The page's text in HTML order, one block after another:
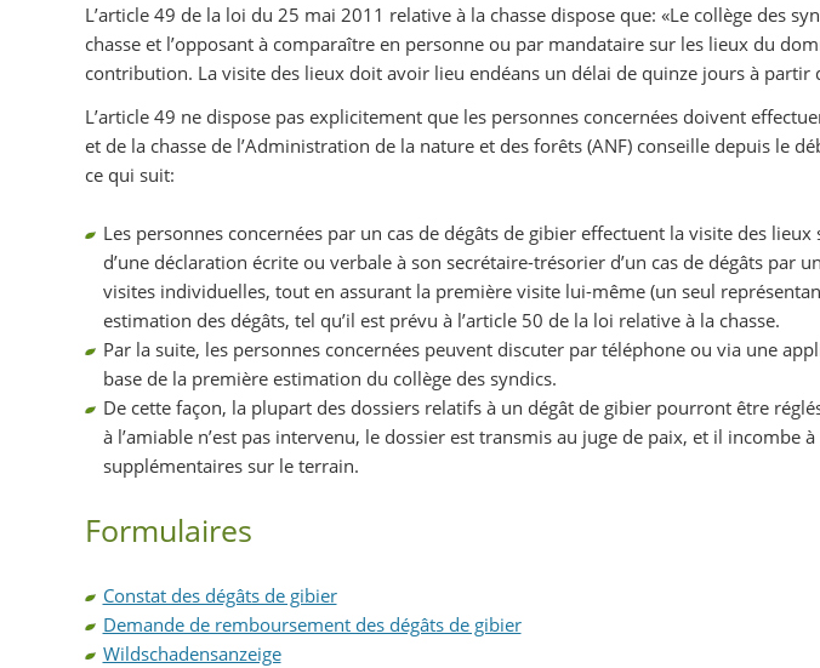
L’article 49 de la loi du 25 mai 2011 relative à la chasse dispose que: «Le collège des
chasse et l’opposant à comparaître en personne ou par mandataire sur les lieux du
contribution. La visite des lieux doit avoir lieu endéans un délai de quinze jours à partir
L’article 49 ne dispose pas explicitement que les personnes concernées doivent
et de la chasse de l’Administration de la nature et des forêts (ANF) conseille depuis le
ce qui suit:
Les personnes concernées par un cas de dégâts de gibier effectuent la visite des
d’une déclaration écrite ou verbale à son secrétaire-trésorier d’un cas de dégâts par
visites individuelles, tout en assurant la première visite lui-même (un seul
estimation des dégâts, tel qu’il est prévu à l’article 50 de la loi relative à la chasse.
Par la suite, les personnes concernées peuvent discuter par téléphone ou via une
base de la première estimation du collège des syndics.
De cette façon, la plupart des dossiers relatifs à un dégât de gibier pourront être
à l’amiable n’est pas intervenu, le dossier est transmis au juge de paix, et il
supplémentaires sur le terrain.
Formulaires
Constat des dégâts de gibier
Demande de remboursement des dégâts de gibier
Wildschadensanzeige